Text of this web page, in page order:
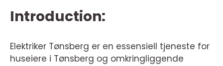
Introduction:
Elektriker Tønsberg er en essensiell tjeneste for
huseiere i Tønsberg og omkringliggende